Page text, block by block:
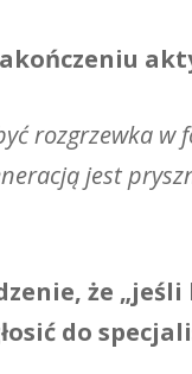
rozgrzewka
jest
że
do